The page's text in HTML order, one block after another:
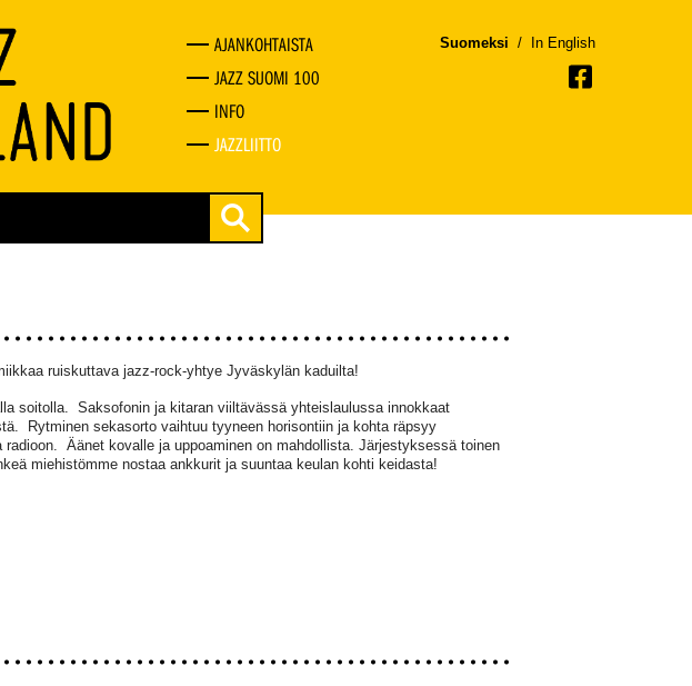
AJANKOHTAISTA
JAZZ SUOMI 100
INFO
JAZZLIITTO
Suomeksi / In English
ruiskuttava jazz-rock-yhtye Jyväskylän kaduilta!
soitolla. Saksofonin ja kitaran viiltävässä yhteislaulussa innokkaat
Rytminen sekasorto vaihtuu tyyneen horisontiin ja kohta räpsyy
Äänet kovalle ja uppoaminen on mahdollista. Järjestyksessä toinen
miehistömme nostaa ankkurit ja suuntaa keulan kohti keidasta!